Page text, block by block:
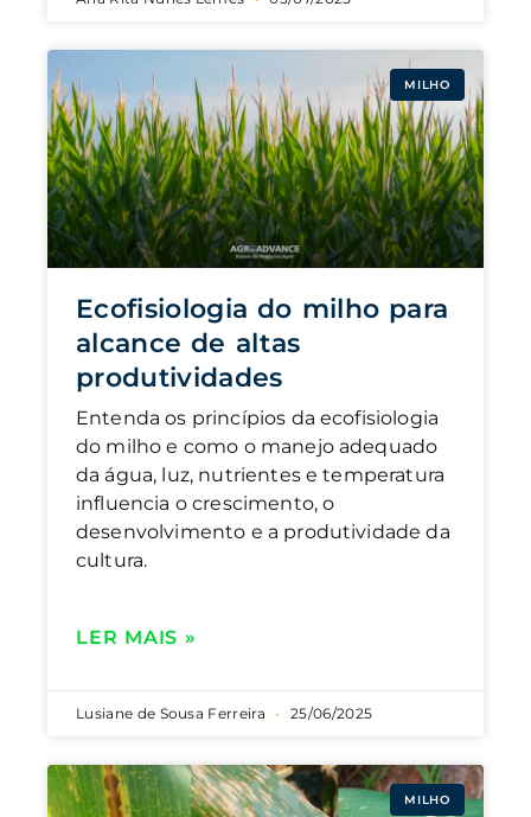
MILHO
Ecofisiologia do milho para
alcance de altas
produtividades
Entenda os princípios da ecofisiologia
do milho e como o manejo adequado
da água, luz, nutrientes e temperatura
influencia o crescimento, o
desenvolvimento e a produtividade da
cultura.
LER MAIS »
Lusiane de Sousa Ferreira 25/06/2025
MILHO